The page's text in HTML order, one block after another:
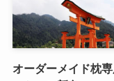
オーダーメイド枕